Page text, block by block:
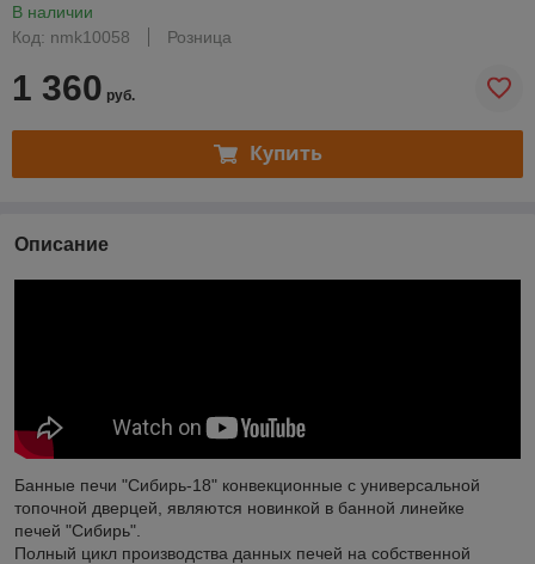
В наличии
Код: nmk10058
Розница
1 360 руб.
Купить
Описание
Банные печи "Сибирь-18" конвекционные с универсальной
топочной дверцей, являются новинкой в банной линейке
печей "Сибирь".
Полный цикл производства данных печей на собственной